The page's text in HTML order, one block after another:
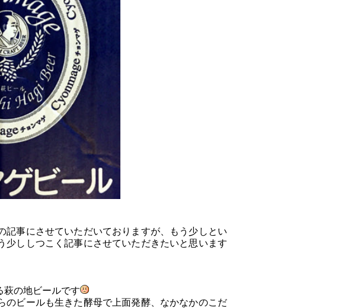
記事にさせていただいておりますが、もう少しとい
ししつこく記事にさせていただきたいと思います
萩の地ビールです
ビールも生きた酵母で上面発酵、なかなかのこだ